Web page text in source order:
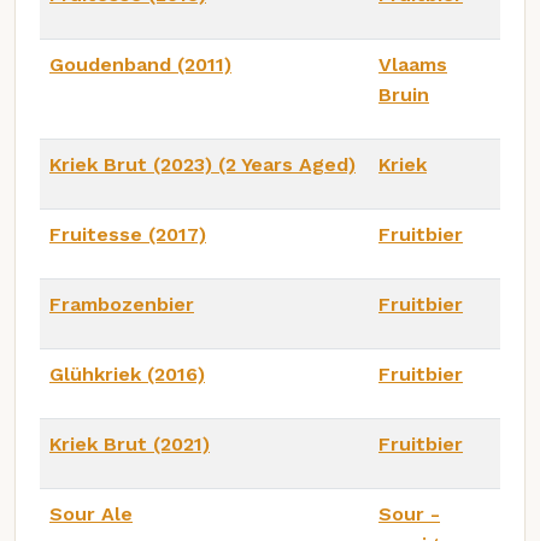
Goudenband (2011)
Vlaams
Bruin
Kriek Brut (2023) (2 Years Aged) Kriek
Fruitesse (2017) Fruitbier
Frambozenbier Fruitbier
Glühkriek (2016) Fruitbier
Kriek Brut (2021) Fruitbier
Sour Ale
Sour -